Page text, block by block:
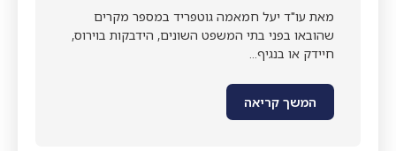
מאת עו"ד יעל חמאמה גוטפריד במספר מקרים
שהובאו בפני בתי המשפט השונים, הידבקות בוירוס,
חיידק או בנגיף...
המשך קריאה